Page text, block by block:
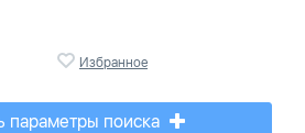
Избранное
параметры поиска